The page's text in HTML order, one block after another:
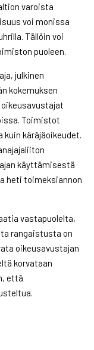
varoista
voi monissa
Tällöin voi
puoleen.
julkinen
kokemuksen
Toimistot
kuin käräjäoikeudet.
käyttämisestä
heti toimeksiannon
vastapuolelta,
rangaistusta on
oikeusavustajan
korvataan
että